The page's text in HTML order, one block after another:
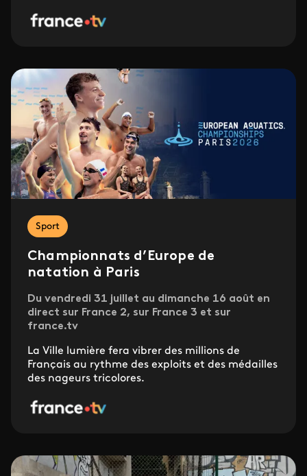
Sport
Championnats d’Europe de
natation à Paris
Du vendredi 31 juillet au dimanche 16 août en
direct sur France 2, sur France 3 et sur
france.tv
La Ville lumière fera vibrer des millions de
Français au rythme des exploits et des médailles
des nageurs tricolores.